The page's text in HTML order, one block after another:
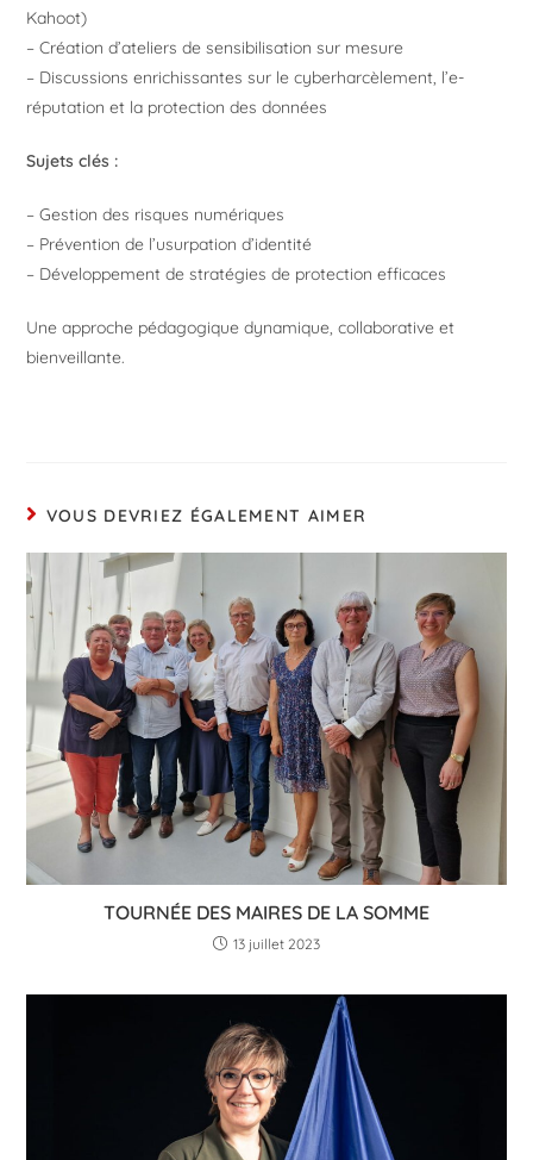
Kahoot)
– Création d’ateliers de sensibilisation sur mesure
– Discussions enrichissantes sur le cyberharcèlement, l’e-
réputation et la protection des données
Sujets clés :
– Gestion des risques numériques
– Prévention de l’usurpation d’identité
– Développement de stratégies de protection efficaces
Une approche pédagogique dynamique, collaborative et
bienveillante.
VOUS DEVRIEZ ÉGALEMENT AIMER
TOURNÉE DES MAIRES DE LA SOMME
13 juillet 2023